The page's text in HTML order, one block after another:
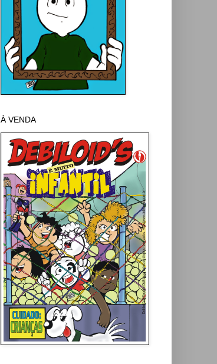
À VENDA